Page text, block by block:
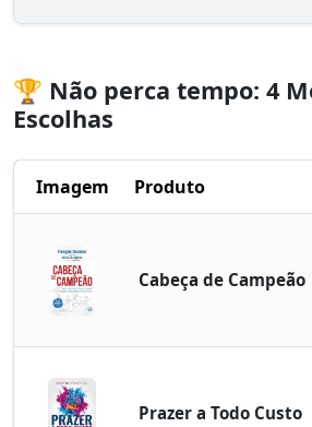
🏆 Não perca tempo: 4
Escolhas
Imagem Produto
Cabeça de Campeão
Prazer a Todo Custo